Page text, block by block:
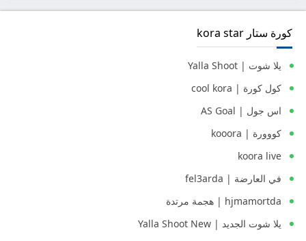
كورة ستار kora star
يلا شوت | Yalla Shoot
كول كورة | cool kora
اس جول | AS Goal
كووورة | kooora
koora live
في العارضة | fel3arda
hjmamortda | هجمة مرتدة
يلا شوت الجديد | Yalla Shoot New